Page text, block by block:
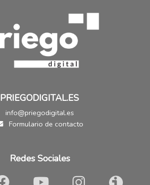
PRIEGODIGITAL.ES
info@priegodigital.es
Formulario de contacto
Redes Sociales